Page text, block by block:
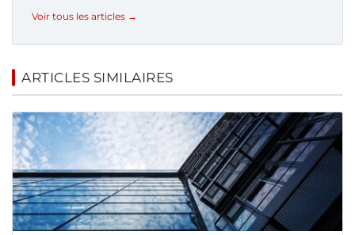
Voir tous les articles →
ARTICLES SIMILAIRES